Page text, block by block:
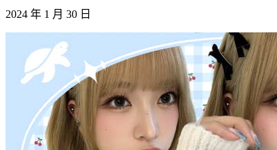
2024 年 1 月 30 日